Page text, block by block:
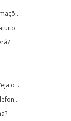
o ...